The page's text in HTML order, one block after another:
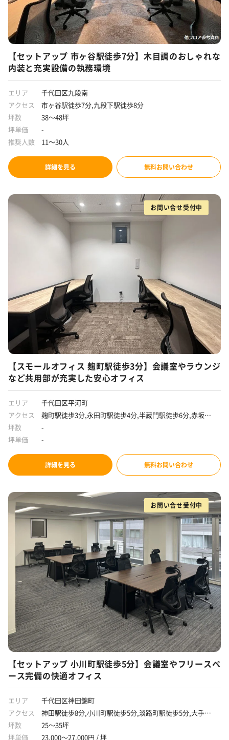
【セットアップ 市ヶ谷駅徒歩7分】木目調のおしゃれな
内装と充実設備の執務環境
エリア
千代田区九段南
アクセス
市ヶ谷駅徒歩7分,九段下駅徒歩8分
坪数
38～48坪
坪単価
-
推奨人数
11～30人
詳細を見る 無料お問い合わせ
お問い合せ受付中
【スモールオフィス 麹町駅徒歩3分】会議室やラウンジ
など共用部が充実した安心オフィス
エリア
千代田区平河町
アクセス
麹町駅徒歩3分,永田町駅徒歩4分,半蔵門駅徒歩6分,赤坂見
坪数
-
坪単価
-
詳細を見る 無料お問い合わせ
お問い合せ受付中
【セットアップ 小川町駅徒歩5分】会議室やフリースペ
ース完備の快適オフィス
エリア
千代田区神田錦町
アクセス
神田駅徒歩8分,小川町駅徒歩5分,淡路町駅徒歩5分,大手町
駅徒歩7分,竹橋駅徒歩6分
坪数
25～35坪
坪単価
23,000～27,000円 / 坪